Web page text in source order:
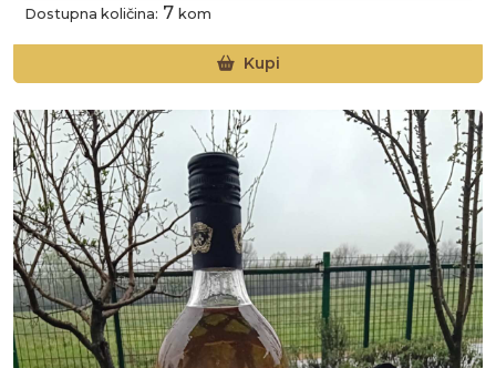
Dostupna količina: 7 kom
Kupi